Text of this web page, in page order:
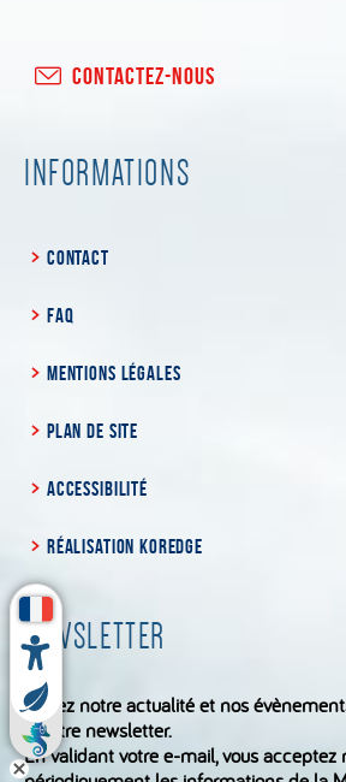
CONTACTEZ-NOUS
INFORMATIONS
CONTACT
FAQ
MENTIONS LÉGALES
PLAN DE SITE
ACCESSIBILITÉ
RÉALISATION KOREDGE
NEWSLETTER
Suivez notre actualité et nos
à notre newsletter.
En validant votre e-mail, vous acceptez